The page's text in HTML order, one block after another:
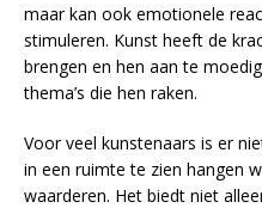
maar kan ook emotionele
stimuleren. Kunst heeft de
brengen en hen aan te
thema’s die hen raken.
Voor veel kunstenaars is er
in een ruimte te zien hangen
waarderen. Het biedt niet